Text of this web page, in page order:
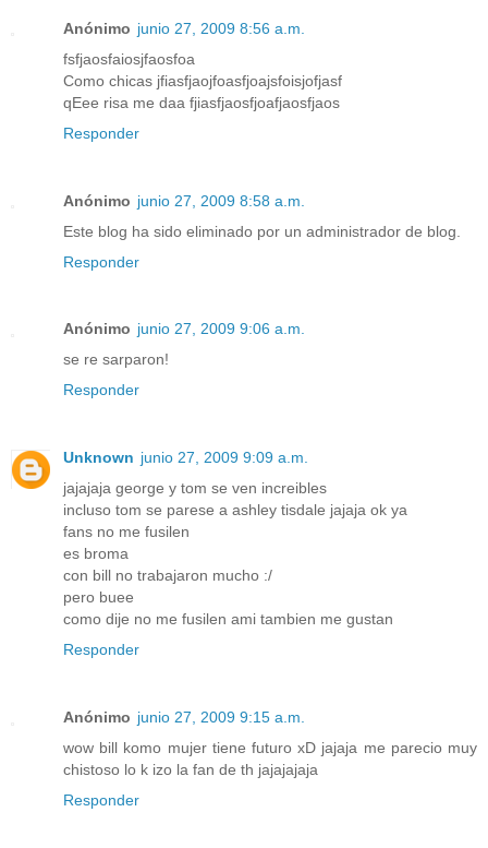
Anónimo junio 27, 2009 8:56 a.m.
fsfjaosfaiosjfaosfoa
Como chicas jfiasfjaojfoasfjoajsfoisjofjasf
qEee risa me daa fjiasfjaosfjoafjaosfjaos
Responder
Anónimo junio 27, 2009 8:58 a.m.
Este blog ha sido eliminado por un administrador de blog.
Responder
Anónimo junio 27, 2009 9:06 a.m.
se re sarparon!
Responder
Unknown junio 27, 2009 9:09 a.m.
jajajaja george y tom se ven increibles
incluso tom se parese a ashley tisdale jajaja ok ya
fans no me fusilen
es broma
con bill no trabajaron mucho :/
pero buee
como dije no me fusilen ami tambien me gustan
Responder
Anónimo junio 27, 2009 9:15 a.m.
wow bill komo mujer tiene futuro xD jajaja me parecio muy
chistoso lo k izo la fan de th jajajajaja
Responder